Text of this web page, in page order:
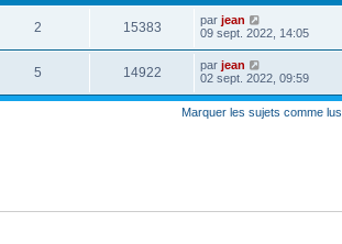
2 15383 par jean
09 sept. 2022, 14:05
5 14922 par jean
02 sept. 2022, 09:59
Marquer les sujets comme lus